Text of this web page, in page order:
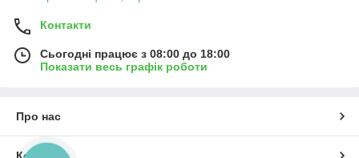
Контакти
Сьогодні працює з 08:00 до 18:00
Показати весь графік роботи
Про нас